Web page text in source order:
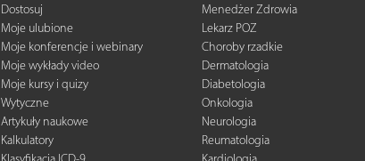
Dostosuj
Moje ulubione
Moje konferencje i webinary
Moje wykłady video
Moje kursy i quizy
Wytyczne
Artykuły naukowe
Kalkulatory
Menedżer Zdrowia
Lekarz POZ
Choroby rzadkie
Dermatologia
Diabetologia
Onkologia
Neurologia
Reumatologia